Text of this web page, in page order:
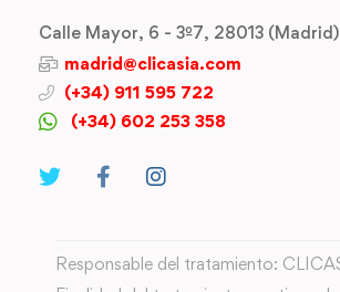
Calle Mayor, 6 - 3º7, 28013 (Madrid)
madrid@clicasia.com
(+34) 911 595 722
(+34) 602 253 358
Responsable del tratamiento: